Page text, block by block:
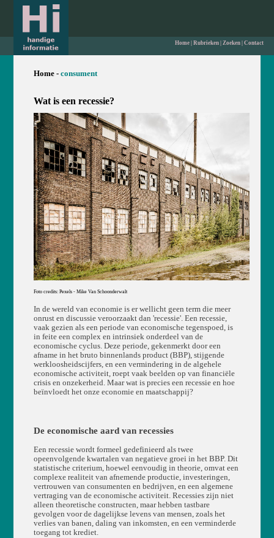
Home| Rubrieken| Zoeken| Contact
Home - consument
Wat is een recessie?
Foto credits: Pexels - Mike Van Schoonderwalt
In de wereld van economie is er wellicht geen term die meer
onrust en discussie veroorzaakt dan 'recessie'. Een recessie,
vaak gezien als een periode van economische tegenspoed, is
in feite een complex en intrinsiek onderdeel van de
economische cyclus. Deze periode, gekenmerkt door een
afname in het bruto binnenlands product (BBP), stijgende
werkloosheidscijfers, en een vermindering in de algehele
economische activiteit, roept vaak beelden op van financiële
crisis en onzekerheid. Maar wat is precies een recessie en hoe
beïnvloedt het onze economie en maatschappij?
De economische aard van recessies
Een recessie wordt formeel gedefinieerd als twee
opeenvolgende kwartalen van negatieve groei in het BBP. Dit
statistische criterium, hoewel eenvoudig in theorie, omvat een
complexe realiteit van afnemende productie, investeringen,
vertrouwen van consumenten en bedrijven, en een algemene
vertraging van de economische activiteit. Recessies zijn niet
alleen theoretische constructen, maar hebben tastbare
gevolgen voor de dagelijkse levens van mensen, zoals het
verlies van banen, daling van inkomsten, en een verminderde
toegang tot krediet.